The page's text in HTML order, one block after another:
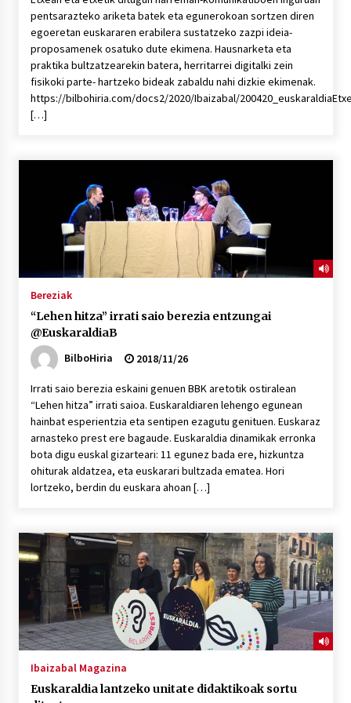
pentsarazteko ariketa batek eta egunerokoan sortzen diren
egoeretan euskararen erabilera sustatzeko zazpi ideia-
proposamenek osatuko dute ekimena. Hausnarketa eta
praktika bultzatzearekin batera, herritarrei digitalki zein
fisikoki parte- hartzeko bideak zabaldu nahi dizkie ekimenak.
https://bilbohiria.com/docs2/2020/Ibaizabal/
[…]
Bereziak
“Lehen hitza” irrati saio berezia entzungai
@EuskaraldiaB
BilboHiria
2018/11/26
Irrati saio berezia eskaini genuen BBK aretotik ostiralean
“Lehen hitza” irrati saioa. Euskaraldiaren lehengo egunean
hainbat esperientzia eta sentipen ezagutu genituen. Euskaraz
arnasteko prest ere bagaude. Euskaraldia dinamikak erronka
bota digu euskal gizarteari: 11 egunez bada ere, hizkuntza
ohiturak aldatzea, eta euskarari bultzada ematea. Hori
lortzeko, berdin du euskara ahoan […]
Ibaizabal Magazina
Euskaraldia lantzeko unitate didaktikoak sortu